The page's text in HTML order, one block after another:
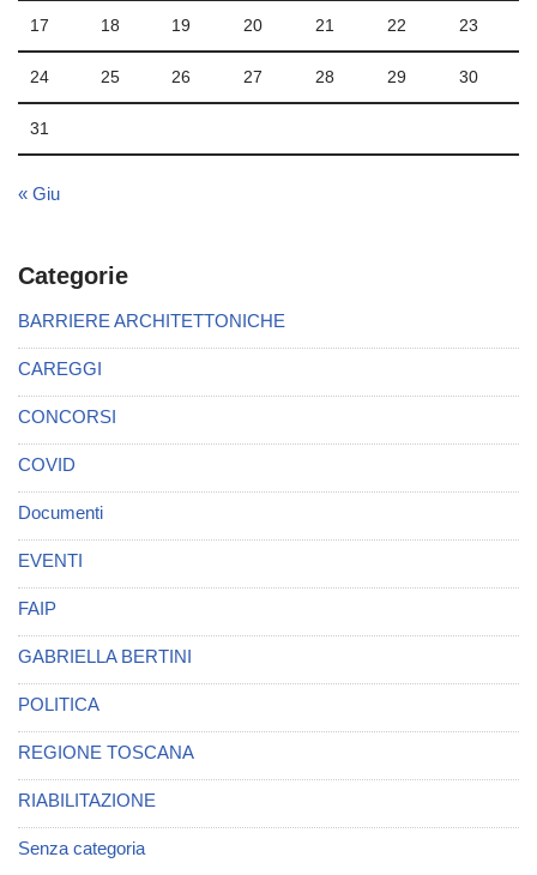
17 18 19 20 21 22 23
24 25 26 27 28 29 30
31
« Giu
Categorie
BARRIERE ARCHITETTONICHE
CAREGGI
CONCORSI
COVID
Documenti
EVENTI
FAIP
GABRIELLA BERTINI
POLITICA
REGIONE TOSCANA
RIABILITAZIONE
Senza categoria